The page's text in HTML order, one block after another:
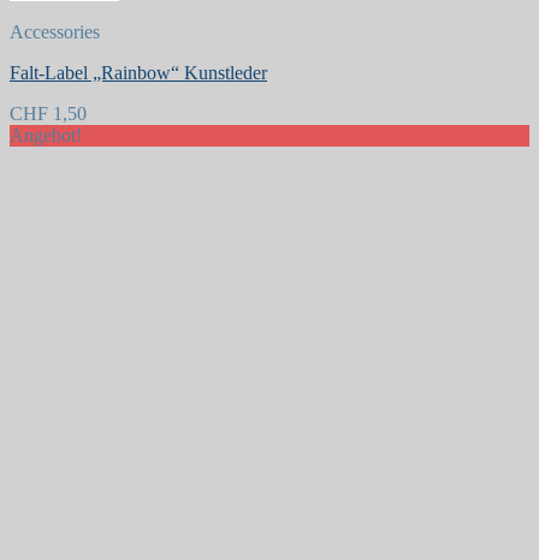
Accessories
Falt-Label „Rainbow“ Kunstleder
CHF 1,50
Angebot!